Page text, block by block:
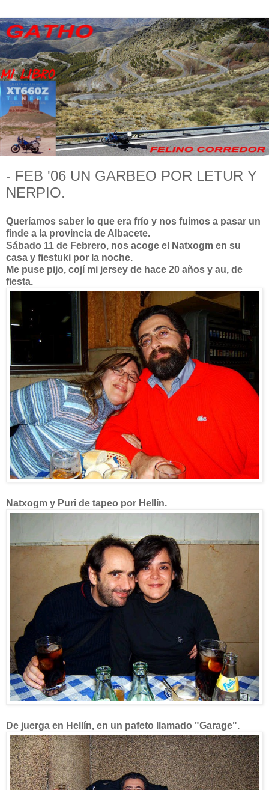
- FEB '06 UN GARBEO POR LETUR Y
NERPIO.
Queríamos saber lo que era frío y nos fuimos a pasar un
finde a la provincia de Albacete.
Sábado 11 de Febrero, nos acoge el Natxogm en su
casa y fiestuki por la noche.
Me puse pijo, cojí mi jersey de hace 20 años y au, de
fiesta.
Natxogm y Puri de tapeo por Hellín.
De juerga en Hellín, en un pafeto llamado "Garage".